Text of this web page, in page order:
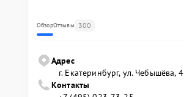
ОбзорОтзывы 300
Адрес
г. Екатеринбург, ул. Чебышёва, 4
Контакты